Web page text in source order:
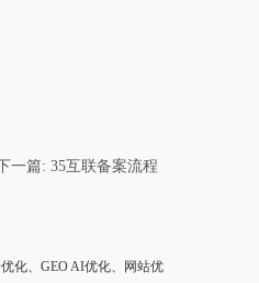
一篇: 35互联备案流程
化、GEO AI优化、网站优